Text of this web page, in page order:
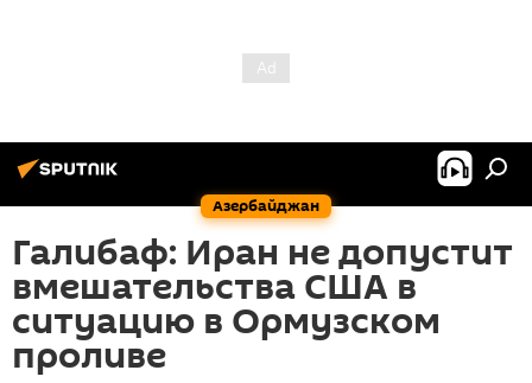
Азербайджан
Галибаф: Иран не допустит
вмешательства США в
ситуацию в Ормузском
проливе